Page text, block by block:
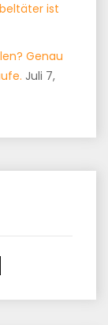
ist
Genau
Juli 7,